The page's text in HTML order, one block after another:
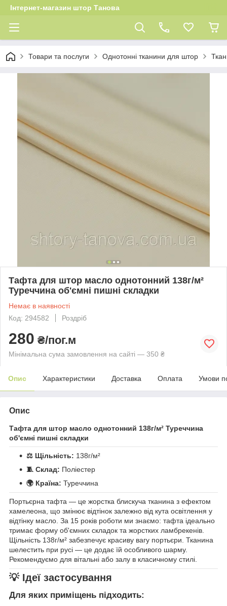
Інтернет-магазин штор Танова
Товари та послуги Однотонні тканини для штор
Тафта для штор масло однотонний 138г/м²
Туреччина об'ємні пишні складки
Немає в наявності
Код: 294582
Роздріб
280 ₴/пог.м
Мінімальна сума замовлення на сайті — 350 ₴
Опис Характеристики Доставка Оплата Умови
Опис
Тафта для штор масло однотонний 138г/м² Туреччина
об'ємні пишні складки
⚖️ Щільність: 138г/м²
🧵 Склад: Поліестер
🌍 Країна: Туреччина
Портьєрна тафта — це жорстка блискуча тканина з ефектом
хамелеона, що змінює відтінок залежно від кута освітлення у
відтінку масло. За 15 років роботи ми знаємо: тафта ідеально
тримає форму об'ємних складок та жорстких ламбрекенів.
Щільність 138г/м² забезпечує красиву вагу портьєри. Тканина
шелестить при русі — це додає їй особливого шарму.
Рекомендуємо для вітальні або залу в класичному стилі.
💡 Ідеї застосування
Для яких приміщень підходить: